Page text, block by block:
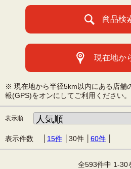
商品検
現在地か
※ 現在地から半径5km以内にある店舗
報(GPS)をオンにしてご利用ください。
表示順
表示件数 │ 15件 30件 60件
全593件中 1-30